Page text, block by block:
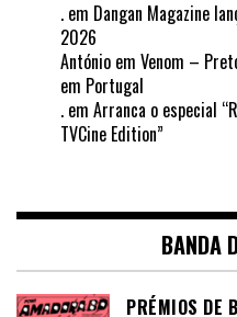
. em Dangan Magazine
2026
António em Venom –
em Portugal
. em Arranca o especial
TVCine Edition”
BANDA
PRÉMIOS DE